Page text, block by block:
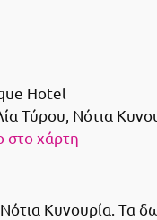
Hotel
Τύρου, Νότια
στο χάρτη
Κυνουρία. Τα